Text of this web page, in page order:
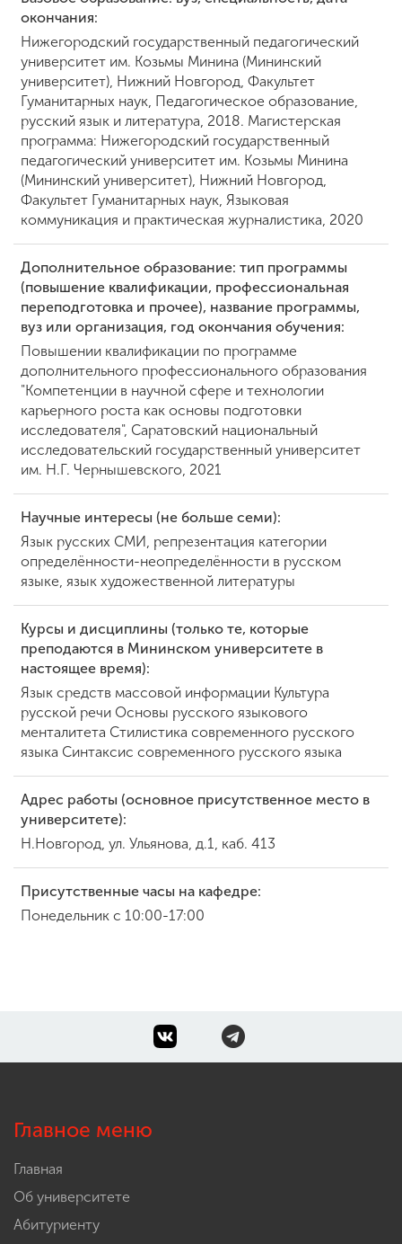
образовательной
организации
ENG SPN CHI
Приемная
комиссия
+7 (831) 262-26-20
окончания:
Нижегородский государственный педагогический
университет им. Козьмы Минина (Мининский
университет), Нижний Новгород, Факультет
Гуманитарных наук, Педагогическое образование,
русский язык и литература, 2018. Магистерская
программа: Нижегородский государственный
педагогический университет им. Козьмы Минина
(Мининский университет), Нижний Новгород,
Факультет Гуманитарных наук, Языковая
коммуникация и практическая журналистика, 2020
Дополнительное образование: тип программы
(повышение квалификации, профессиональная
переподготовка и прочее), название программы,
вуз или организация, год окончания обучения:
Повышении квалификации по программе
дополнительного профессионального образования
"Компетенции в научной сфере и технологии
карьерного роста как основы подготовки
исследователя", Саратовский национальный
исследовательский государственный университет
им. Н.Г. Чернышевского, 2021
Научные интересы (не больше семи):
Язык русских СМИ, репрезентация категории
определённости-неопределённости в русском
языке, язык художественной литературы
Курсы и дисциплины (только те, которые
преподаются в Мининском университете в
настоящее время):
Язык средств массовой информации Культура
русской речи Основы русского языкового
менталитета Стилистика современного русского
языка Синтаксис современного русского языка
Адрес работы (основное присутственное место в
университете):
Н.Новгород, ул. Ульянова, д.1, каб. 413
Присутственные часы на кафедре:
Понедельник с 10:00-17:00
Главное меню
Главная
Об университете
Абитуриенту